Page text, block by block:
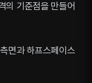
의 기준점을 만들어
면과 하프스페이스